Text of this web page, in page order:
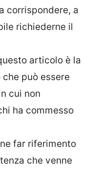
corrispondere, a
richiederne il
articolo è la
può essere
cui non
ha commesso
far riferimento
che venne